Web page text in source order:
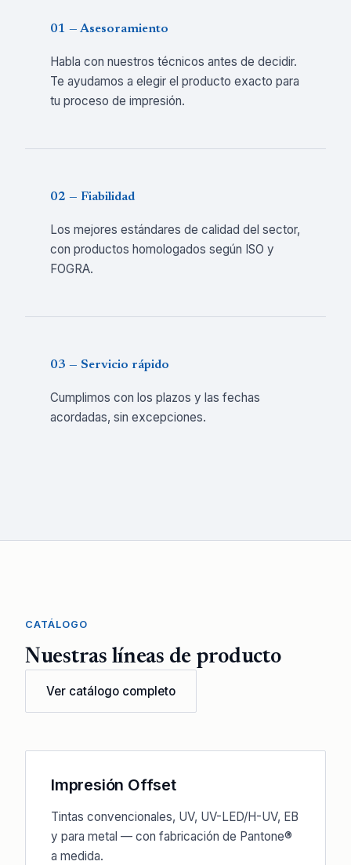
01 — Asesoramiento
Habla con nuestros técnicos antes de decidir.
Te ayudamos a elegir el producto exacto para
tu proceso de impresión.
02 — Fiabilidad
Los mejores estándares de calidad del sector,
con productos homologados según ISO y
FOGRA.
03 — Servicio rápido
Cumplimos con los plazos y las fechas
acordadas, sin excepciones.
CATÁLOGO
Nuestras líneas de producto
Ver catálogo completo
Impresión Offset
Tintas convencionales, UV, UV-LED/H-UV, EB
y para metal — con fabricación de Pantone®
a medida.